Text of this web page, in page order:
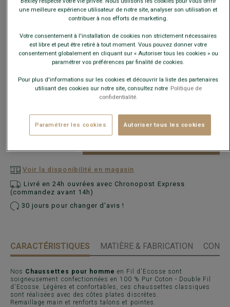
Payez en plusieurs fois dès 199€ d'achat
Voir la disponibilité en magasin
Livré en 24h ouvrées avec Chronopost Express
(commandez avant 14h)
30 jours pour changer d'avis !
CARACTÉRISTIQUES MATIÈRE & FABRICATION
Nos Chaussettes pour homme en Fil d'Ecosse sont
soigneusement confectionnées en 100 % Pur Coton - Double Fil
d'Ecosse. Légères et confortables, ces chaussettes classiques
sont réalisées avec des côtes plates discrètes.
Remaillage main et renforts talons et pointes.
une meilleure expérience utilisateur de notre site, analyser son utilisation et
contribuer à nos efforts de marketing.
Votre consentement à l'installation de cookies non strictement nécessaires
est libre et peut être retiré à tout moment. Vous pouvez donner votre
consentement globalement en cliquant sur « Autoriser tous les cookies » ou
paramétrer vos préférences par finalité de cookies.
Pour plus d'informations sur les cookies et découvrir la liste des partenaires
utilisant des cookies sur notre site, consultez notre Politique de
confidentialité.
Paramétrer les cookies Autoriser tous les cookies